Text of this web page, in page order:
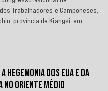
Trabalhadores e Camponeses,
província de Kiangsi, em
A HEGEMONIA DOS EUA E DA
NO ORIENTE MÉDIO